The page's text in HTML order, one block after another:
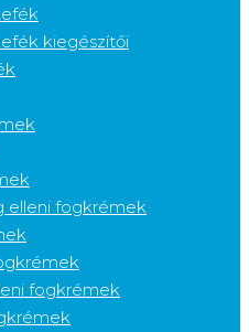
kiegészítői
elleni fogkrémek
fogkrémek